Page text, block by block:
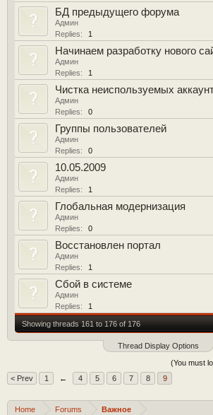
БД предыдущего форума
Админ
Replies:
1
Начинаем разработку нового
Админ
Replies:
1
Чистка неиспользуемых
Админ
Replies:
0
Группы пользователей
Админ
Replies:
0
10.05.2009
Админ
Replies:
1
Глобальная модернизация
Админ
Replies:
0
Восстановлен портал
Админ
Replies:
1
Сбой в системе
Админ
Replies:
1
Showing threads 161 to 176 of 176
Thread Display Options
(You must
< Prev
1 ← 4 5 6 7 8 9
Home Forums Важное